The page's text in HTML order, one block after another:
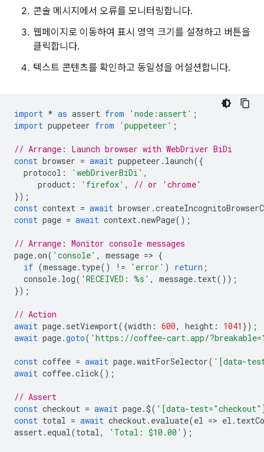
콘솔 메시지에서 오류를 모니터링합니다.
웹페이지로 이동하여 표시 영역 크기를 설정하고 버튼을
클릭합니다.
텍스트 콘텐츠를 확인하고 동일성을 어설션합니다.
import * as assert from 'node:assert' ;
import puppeteer from 'puppeteer' ;
// Arrange: Launch browser with WebDriver BiDi
const browser = await puppeteer . launch({
protocol : 'webDriverBiDi' ,
product : 'firefox' ,
// or 'chrome'
});
const context = await browser .
const page = await context.newPage();
// Arrange: Monitor console messages
page.on( 'console' , message => {
if (message. type() != 'error' ) return ;
console. log( 'RECEIVED: %s' , message. text());
});
// Action
await page. setViewport({width : 600, height : 1041 });
await page.goto( 'https://coffee-cart.app/
const coffee = await page.waitForSelector( '[data-
await coffee.click();
// Assert
const checkout = await page.$( '[data-
const total = await checkout. evaluate(el => el .
assert. equal(total, 'Total: $10.00' );